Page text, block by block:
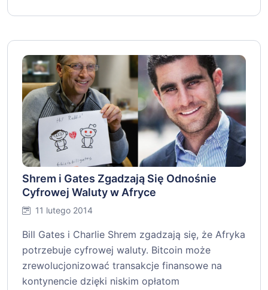
Shrem i Gates Zgadzają Się Odnośnie
Cyfrowej Waluty w Afryce
11 lutego 2014
Bill Gates i Charlie Shrem zgadzają się, że Afryka
potrzebuje cyfrowej waluty. Bitcoin może
zrewolucjonizować transakcje finansowe na
kontynencie dzięki niskim opłatom